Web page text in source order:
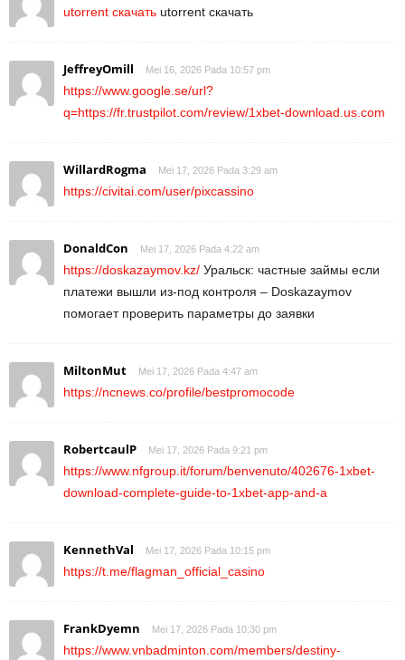
utorrent скачать utorrent скачать
JeffreyOmill Mei 16, 2026 Pada 10:57 pm
https://www.google.se/url?
q=https://fr.trustpilot.com/review/1xbet-download.us.com
WillardRogma Mei 17, 2026 Pada 3:29 am
https://civitai.com/user/pixcassino
DonaldCon Mei 17, 2026 Pada 4:22 am
https://doskazaymov.kz/ Уральск: частные займы если
платежи вышли из-под контроля – Doskazaymov
помогает проверить параметры до заявки
MiltonMut Mei 17, 2026 Pada 4:47 am
https://ncnews.co/profile/bestpromocode
RobertcaulP Mei 17, 2026 Pada 9:21 pm
https://www.nfgroup.it/forum/benvenuto/402676-1xbet-
download-complete-guide-to-1xbet-app-and-a
KennethVal Mei 17, 2026 Pada 10:15 pm
https://t.me/flagman_official_casino
FrankDyemn Mei 17, 2026 Pada 10:30 pm
https://www.vnbadminton.com/members/destiny-